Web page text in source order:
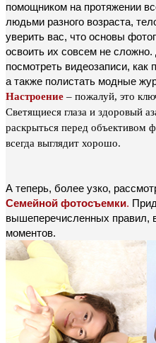
помощником на протяжении
людьми разного возраста,
уверить вас, что основы
освоить их совсем не
посмотреть видеозаписи, как
а также полистать модные
Настроение – пожалуй, это
Светящиеся глаза и здоровый
раскрыться перед объективом
всегда выглядит хорошо.
А теперь, более узко,
Семейной фотосъемки.
вышеперечисленных
моментов.